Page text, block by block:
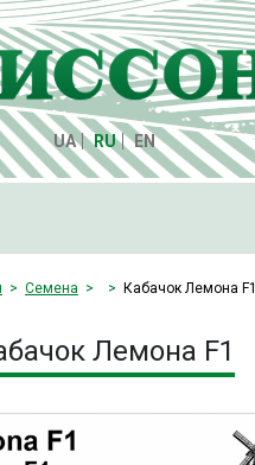
UA RU EN
Семена Кабачок Лемона F1
Лемона F1